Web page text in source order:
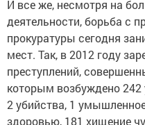
И все же, несмотря на
деятельности, борьба с
прокуратуры сегодня
мест. Так, в 2012 году
преступлений,
которым возбуждено 242
2 убийства, 1
здоровью, 181 хищение